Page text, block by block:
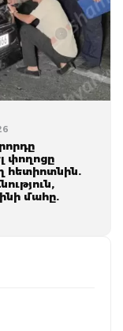
փողոցը
հետիոտնին.
մահը.